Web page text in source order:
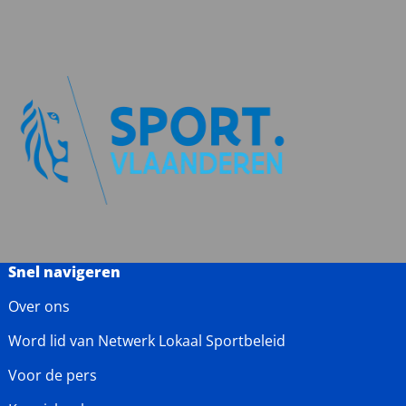
Snel navigeren
Over ons
Word lid van Netwerk Lokaal Sportbeleid
Voor de pers